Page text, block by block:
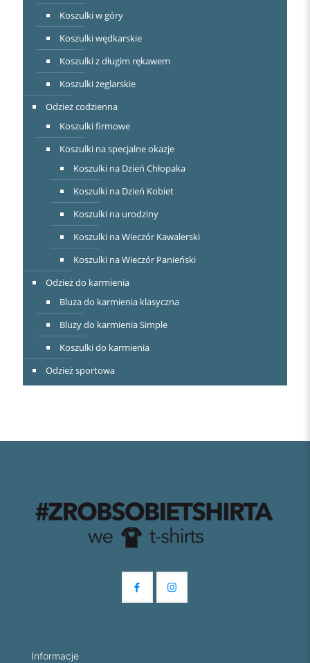
Koszulki w góry
Koszulki wędkarskie
Koszulki z długim rękawem
Koszulki żeglarskie
Odzież codzienna
Koszulki firmowe
Koszulki na specjalne okazje
Koszulki na Dzień Chłopaka
Koszulki na Dzień Kobiet
Koszulki na urodziny
Koszulki na Wieczór Kawalerski
Koszulki na Wieczór Panieński
Odzież do karmienia
Bluza do karmienia klasyczna
Bluzy do karmienia Simple
Koszulki do karmienia
Odzież sportowa
Informacje